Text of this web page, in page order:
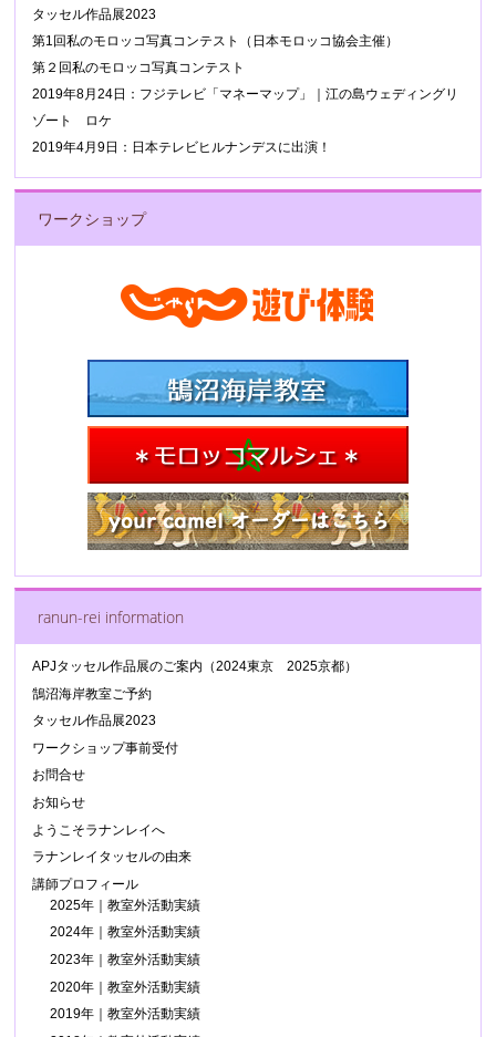
タッセル作品展2023
第1回私のモロッコ写真コンテスト（日本モロッコ協会主催）
第２回私のモロッコ写真コンテスト
2019年8月24日：フジテレビ「マネーマップ」｜江の島ウェディングリ
ゾート ロケ
2019年4月9日：日本テレビヒルナンデスに出演！
ワークショップ
ranun-rei information
APJタッセル作品展のご案内（2024東京 2025京都）
鵠沼海岸教室ご予約
タッセル作品展2023
ワークショップ事前受付
お問合せ
お知らせ
ようこそラナンレイへ
ラナンレイタッセルの由来
講師プロフィール
2025年｜教室外活動実績
2024年｜教室外活動実績
2023年｜教室外活動実績
2020年｜教室外活動実績
2019年｜教室外活動実績